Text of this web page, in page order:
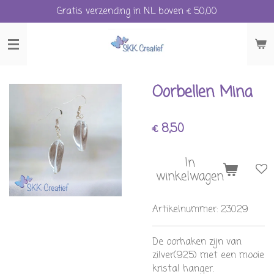
direct
naar
de
Gratis verzending in NL boven € 50,00
Oorbellen Mina
€ 8,50
In
winkelwagen
Artikelnummer: 23029
De oorhaken zijn van
zilver(925) met een mooie
kristal hanger.